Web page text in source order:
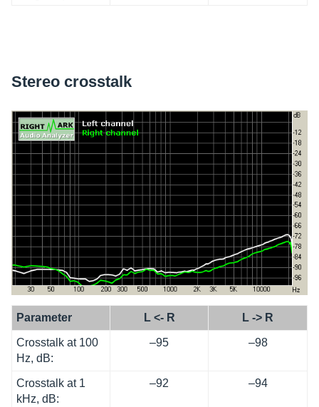
Stereo cross­talk
Para­me­ter L <- R L -> R
Cross­talk at 100
Hz, dB:
–95 –98
Cross­talk at 1
kHz, dB:
–92 –94